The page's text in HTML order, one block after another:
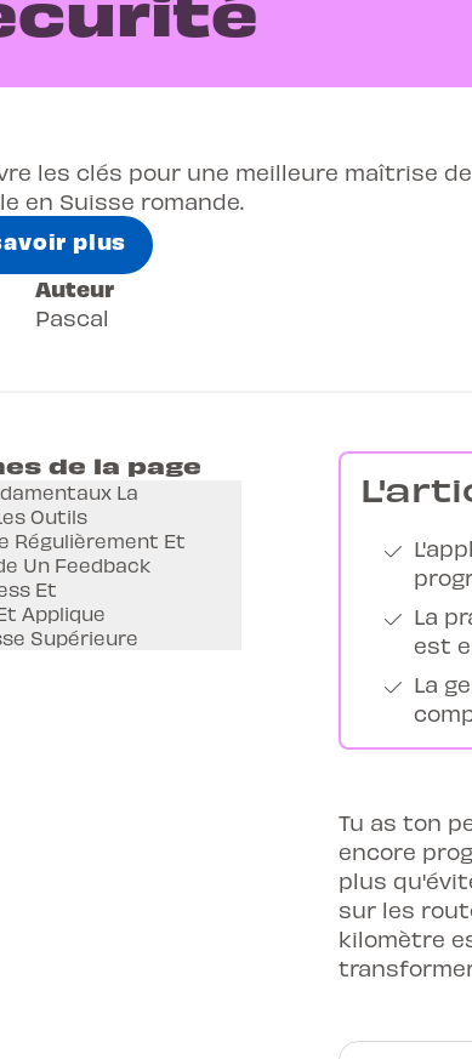
les clés pour une meilleure maîtrise
en Suisse romande.
plus
Auteur
Pascal
de la page
La
Outils
Régulièrement Et
Un Feedback
Et
Applique
Supérieure
La
est
La
Tu as ton
encore
plus
sur les
kilomètre